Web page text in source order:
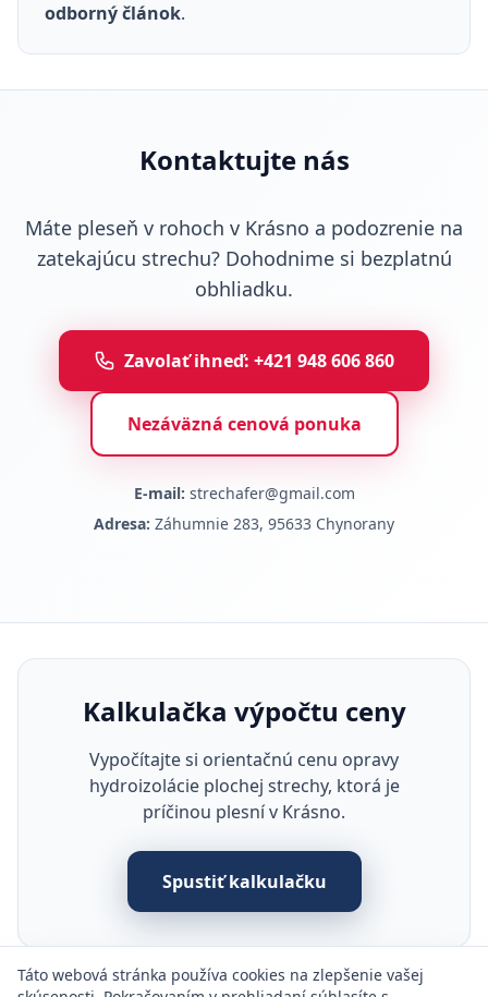
odborný článok.
Kontaktujte nás
Máte pleseň v rohoch v Krásno a podozrenie na
zatekajúcu strechu? Dohodnime si bezplatnú
obhliadku.
Zavolať ihneď: +421 948 606 860
Nezáväzná cenová ponuka
E-mail: strechafer@gmail.com
Adresa: Záhumnie 283, 95633 Chynorany
Kalkulačka výpočtu ceny
Vypočítajte si orientačnú cenu opravy
hydroizolácie plochej strechy, ktorá je
príčinou plesní v Krásno.
Spustiť kalkulačku
Táto webová stránka používa cookies na zlepšenie vašej